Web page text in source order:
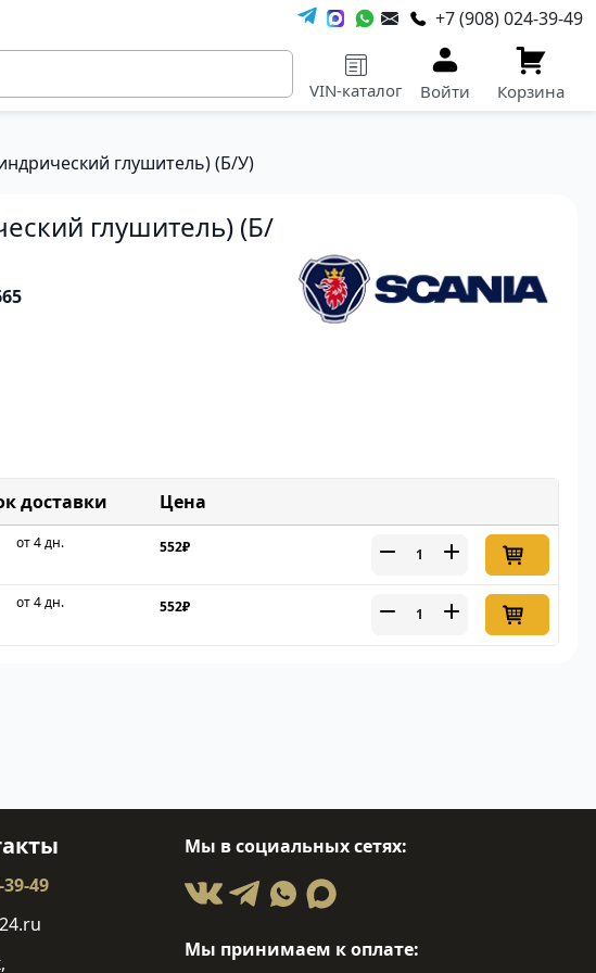
+7 (908) 024-39-49
VIN-каталог Войти Корзина
глушитель) (Б/У)
глушитель) (Б/
доставки Цена
от 4 дн. 552₽
от 4 дн. 552₽
39-49
Мы в социальных сетях:
Мы принимаем к оплате: